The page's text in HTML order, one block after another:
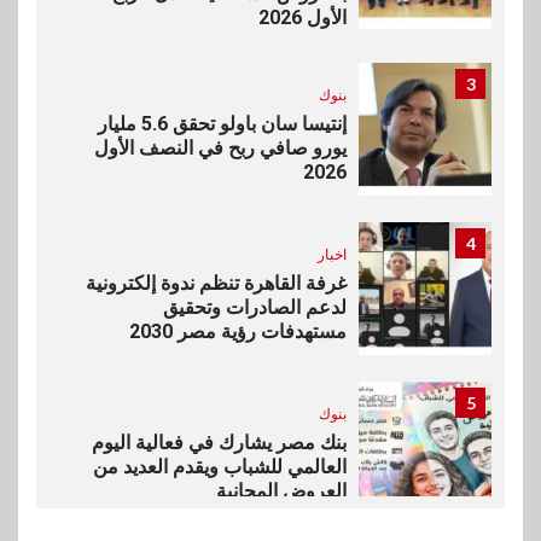
الأول 2026
3
بنوك
إنتيسا سان باولو تحقق 5.6 مليار
يورو صافي ربح في النصف الأول
2026
4
اخبار
غرفة القاهرة تنظم ندوة إلكترونية
لدعم الصادرات وتحقيق
مستهدفات رؤية مصر 2030
5
بنوك
بنك مصر يشارك في فعالية اليوم
العالمي للشباب ويقدم العديد من
العروض المجانية